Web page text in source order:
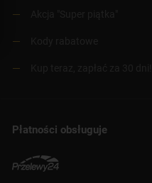
Płatności obsługuje